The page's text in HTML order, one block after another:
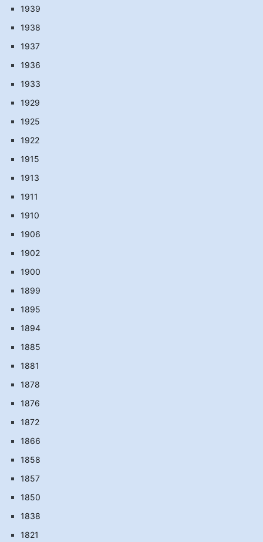
1939
1938
1937
1936
1933
1929
1925
1922
1915
1913
1911
1910
1906
1902
1900
1899
1895
1894
1885
1881
1878
1876
1872
1866
1858
1857
1850
1838
1821